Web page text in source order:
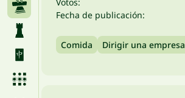
Fecha de publicación:
Comida Dirigir una empresa